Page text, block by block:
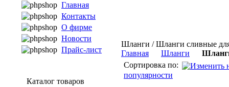
Главная
Контакты
О фирме
Новости
Прайс-лист
Каталог товаров
Шланги / Шланги сливные
Главная
Шланги
Сортировка по:
популярности